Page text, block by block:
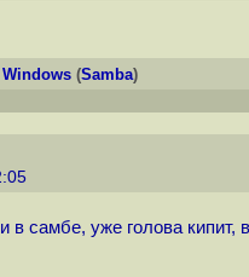
(Samba)
в самбе, уже голова